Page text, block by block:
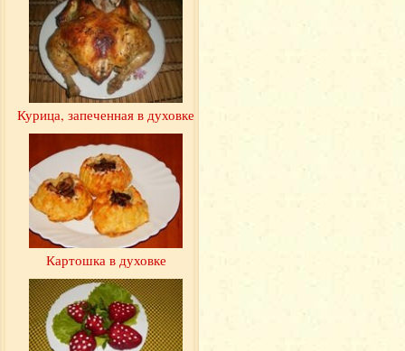
Курица, запеченная в духовке
Картошка в духовке